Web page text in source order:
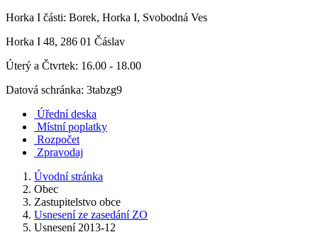
Horka I části: Borek, Horka I, Svobodná Ves
Horka I 48, 286 01 Čáslav
Úterý a Čtvrtek: 16.00 - 18.00
Datová schránka: 3tabzg9
Úřední deska
Místní poplatky
Rozpočet
Zpravodaj
Úvodní stránka
Obec
Zastupitelstvo obce
Usnesení ze zasedání ZO
Usnesení 2013-12